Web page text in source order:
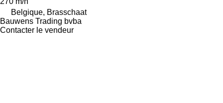
Belgique, Brasschaat
Bauwens Trading bvba
Contacter le vendeur